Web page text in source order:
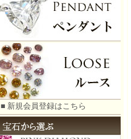
■ 新規会員登録はこちら